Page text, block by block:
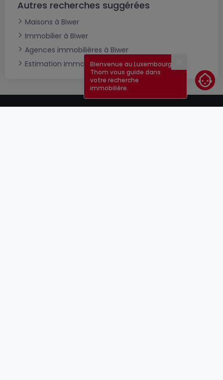
Autres recherches suggérées
Maisons à Biwer
Immobilier à Biwer
Agences immobilières à Biwer
Estimation immobilièreBienvenue au Luxembourg !
Thom vous guide dans
votre recherche
immobilière.